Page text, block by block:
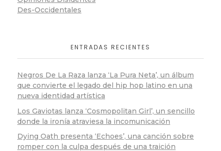
Des-Occidentales
ENTRADAS RECIENTES
Negros De La Raza lanza ‘La Pura Neta’, un álbum
que convierte el legado del hip hop latino en una
nueva identidad artística
Los Gaviotas lanza ‘Cosmopolitan Girl’, un sencillo
donde la ironía atraviesa la incomunicación
Dying Oath presenta ‘Echoes’, una canción sobre
romper con la culpa después de una traición